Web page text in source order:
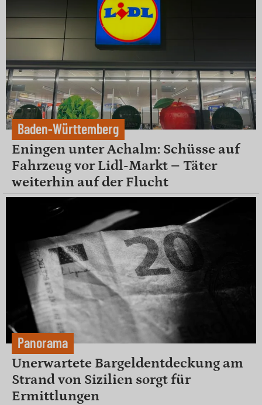
Baden-Württemberg
Eningen unter Achalm: Schüsse auf
Fahrzeug vor Lidl-Markt – Täter
weiterhin auf der Flucht
Panorama
Unerwartete Bargeldentdeckung am
Strand von Sizilien sorgt für
Ermittlungen